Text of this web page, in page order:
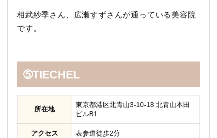
相武紗季さん、広瀬すずさんが通っている美容院
です。
➄TIECHEL
所在地
東京都港区北青山3-10-18 北青山本田
ビルB1
アクセス 表参道徒歩2分